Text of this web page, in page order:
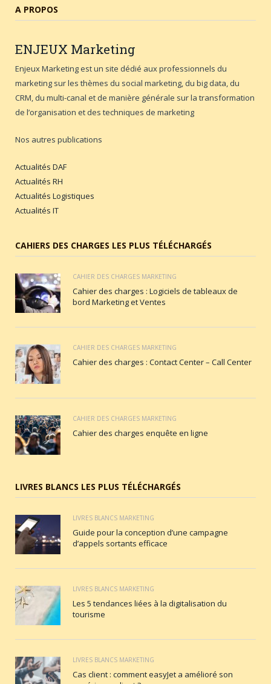
A PROPOS
ENJEUX Marketing
Enjeux Marketing est un site dédié aux professionnels du
marketing sur les thèmes du social marketing, du big data, du
CRM, du multi-canal et de manière générale sur la transformation
de l’organisation et des techniques de marketing
Nos autres publications
Actualités DAF
Actualités RH
Actualités Logistiques
Actualités IT
CAHIERS DES CHARGES LES PLUS TÉLÉCHARGÉS
CAHIER DES CHARGES MARKETING
Cahier des charges : Logiciels de tableaux de
bord Marketing et Ventes
CAHIER DES CHARGES MARKETING
Cahier des charges : Contact Center – Call Center
CAHIER DES CHARGES MARKETING
Cahier des charges enquête en ligne
LIVRES BLANCS LES PLUS TÉLÉCHARGÉS
LIVRES BLANCS MARKETING
Guide pour la conception d’une campagne
d’appels sortants efficace
LIVRES BLANCS MARKETING
Les 5 tendances liées à la digitalisation du
tourisme
LIVRES BLANCS MARKETING
Cas client : comment easyJet a amélioré son